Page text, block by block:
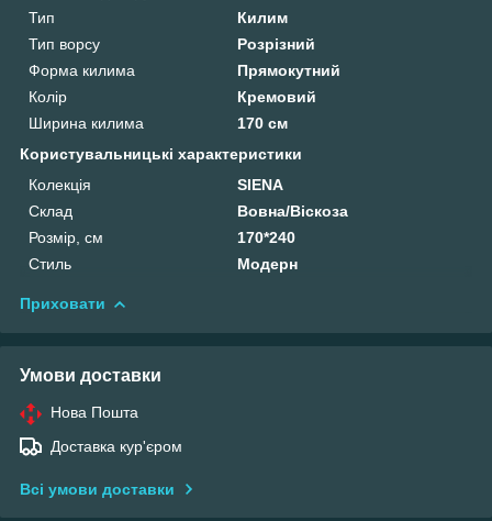
Тип
Килим
Тип ворсу
Розрізний
Форма килима
Прямокутний
Колір
Кремовий
Ширина килима
170 см
Користувальницькі характеристики
Колекція
SIENA
Склад
Вовна/Віскоза
Розмір, см
170*240
Стиль
Модерн
Приховати
Умови доставки
Нова Пошта
Доставка кур'єром
Всі умови доставки